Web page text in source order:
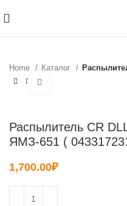
Home Каталог
Распылитель CR
ЯМЗ-651 (
1,700.00₽